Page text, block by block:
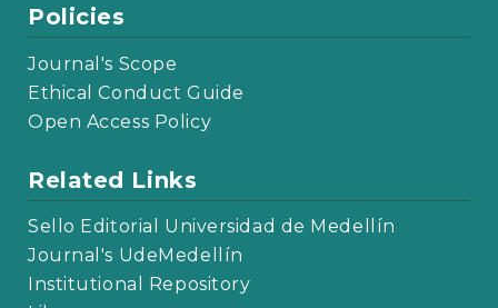
Policies
Journal's Scope
Ethical Conduct Guide
Open Access Policy
Related Links
Sello Editorial Universidad de Medellín
Journal's UdeMedellín
Institutional Repository